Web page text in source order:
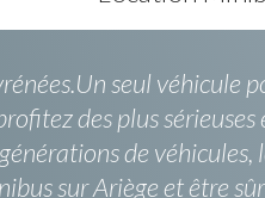
seul véhicule
des plus
de
sur Ariège et être